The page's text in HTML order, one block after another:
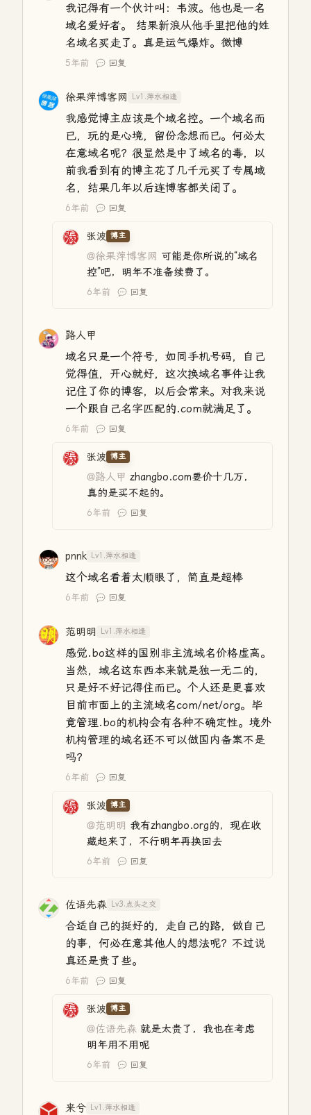
我记得有一个伙计叫：韦波。他也是一名
域名爱好者。 结果新浪从他手里把他的姓
名域名买走了。真是运气爆炸。微博
5年前 回复
徐果萍博客网 Lv1.萍水相逢
我感觉博主应该是个域名控。一个域名而
已，玩的是心境，留份念想而已。何必太
在意域名呢？很显然是中了域名的毒，以
前我看到有的博主花了几千元买了专属域
名，结果几年以后连博客都关闭了。
6年前 回复
张波 博主
@徐果萍博客网 可能是你所说的“域名
控”吧，明年不准备续费了。
6年前 回复
路人甲
域名只是一个符号，如同手机号码，自己
觉得值，开心就好，这次换域名事件让我
记住了你的博客，以后会常来。对我来说
一个跟自己名字匹配的.com就满足了。
6年前 回复
张波 博主
@路人甲 zhangbo.com要价十几万，
真的是买不起的。
6年前 回复
pnnk Lv1.萍水相逢
这个域名看着太顺眼了，简直是超棒
6年前 回复
范明明 Lv1.萍水相逢
感觉.bo这样的国别非主流域名价格虚高。
当然，域名这东西本来就是独一无二的，
只是好不好记得住而已。个人还是更喜欢
目前市面上的主流域名com/net/org。毕
竟管理.bo的机构会有各种不确定性。境外
机构管理的域名还不可以做国内备案不是
吗？
6年前 回复
张波 博主
@范明明 我有zhangbo.org的，现在收
藏起来了，不行明年再换回去
6年前 回复
佐语先森 Lv3.点头之交
合适自己的挺好的，走自己的路，做自己
的事，何必在意其他人的想法呢？不过说
真还是贵了些。
6年前 回复
张波 博主
@佐语先森 就是太贵了，我也在考虑
明年用不用呢
6年前 回复
来兮 Lv1.萍水相逢